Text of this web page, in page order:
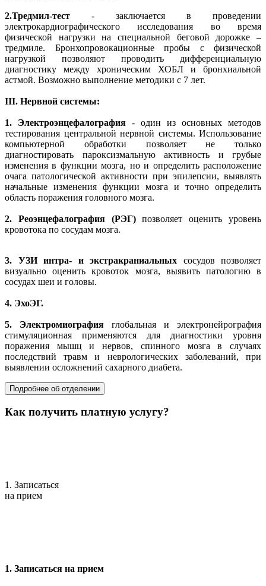
2.Тредмил-тест - заключается в проведении
электрокардиографического исследования во время
физической нагрузки на специальной беговой дорожке –
тредмиле. Бронхопровокационные пробы с физической
нагрузкой позволяют проводить дифференциальную
диагностику между хроническим ХОБЛ и бронхиальной
астмой. Возможно выполнение методики с 7 лет.
III. Нервной системы:
1. Электроэнцефалография - один из основных методов
тестирования центральной нервной системы. Использование
компьютерной обработки позволяет не только
диагностировать пароксизмальную активность и грубые
изменения в функции мозга, но и определить расположение
очага патологической активности при эпилепсии, выявлять
начальные изменения функции мозга и точно определить
область поражения головного мозга.
2. Реоэнцефалография (РЭГ)позволяет оценить уровень
кровотока по сосудам мозга.
3. УЗИ интра- и экстракраниальных сосудов позволяет
визуально оценить кровоток мозга, выявить патологию в
сосудах шеи и головы.
4. ЭхоЭГ.
5. Электромиография глобальная и электронейрография
стимуляционная применяются для диагностики уровня
поражения мышц и нервов, спинного мозга в случаях
последствий травм и неврологических заболеваний, при
выявлении осложнений сахарного диабета.
Подробнее об отделении
Как получить платную услугу?
1. Записаться
на прием
1. Записаться на прием